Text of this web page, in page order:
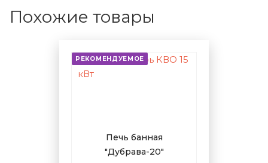
Похожие товары
РЕКОМЕНДУЕМОЕ
Печь банная
"Дубрава-20"